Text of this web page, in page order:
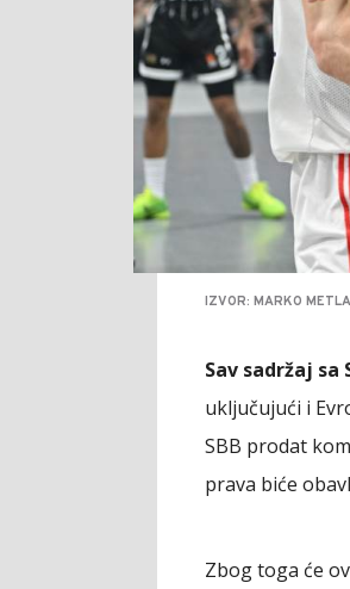
IZVOR: MARKO
Sav sadržaj
uključujući i
SBB prodat
prava biće
Zbog toga će